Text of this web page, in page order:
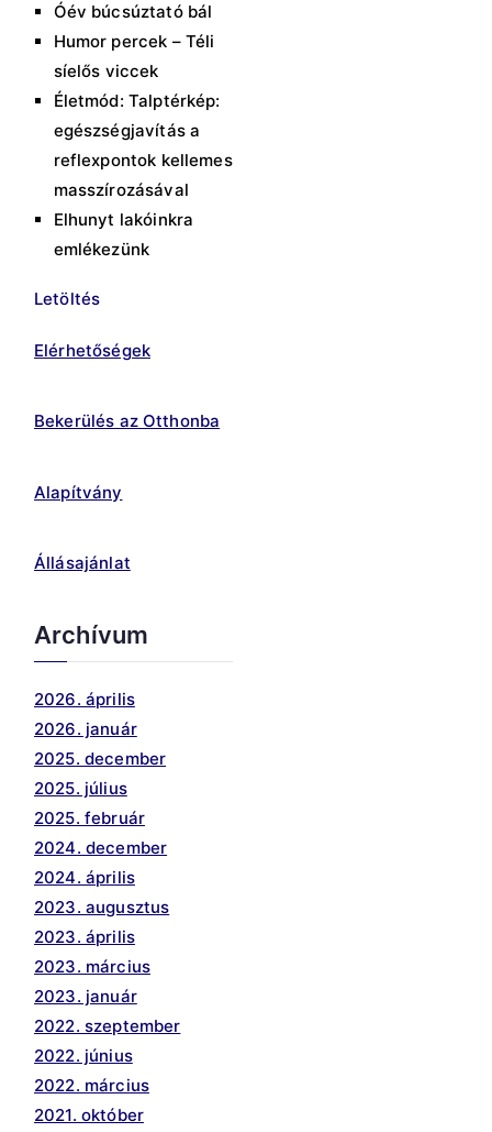
Óév búcsúztató bál
Humor percek – Téli
síelős viccek
Életmód: Talptérkép:
egészségjavítás a
reflexpontok kellemes
masszírozásával
Elhunyt lakóinkra
emlékezünk
Letöltés
Elérhetőségek
Bekerülés az Otthonba
Alapítvány
Állásajánlat
Archívum
2026. április
2026. január
2025. december
2025. július
2025. február
2024. december
2024. április
2023. augusztus
2023. április
2023. március
2023. január
2022. szeptember
2022. június
2022. március
2021. október